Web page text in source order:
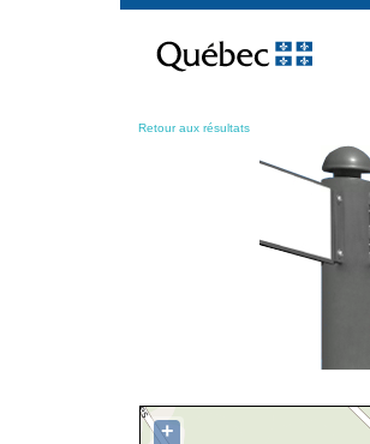
contenu
Retour aux résultats
+